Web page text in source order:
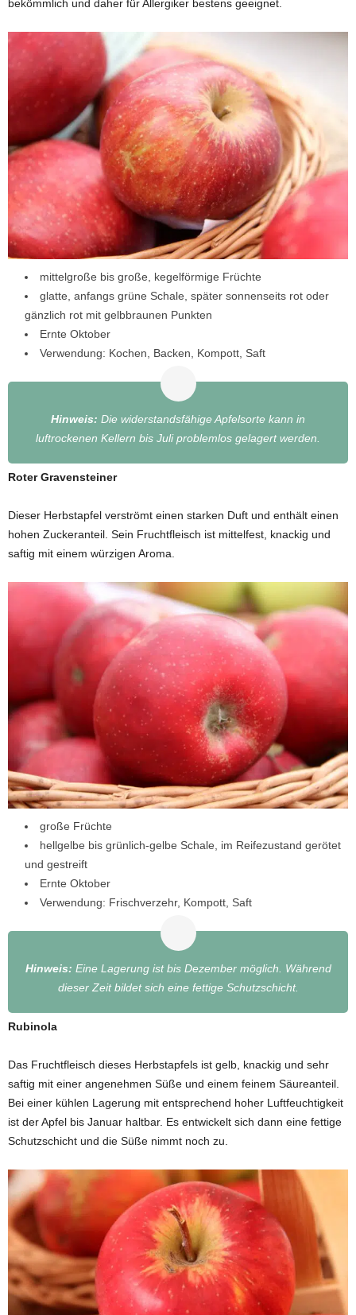
bekömmlich und daher für Allergiker bestens geeignet.
mittelgroße bis große, kegelförmige Früchte
glatte, anfangs grüne Schale, später sonnenseits rot oder
gänzlich rot mit gelbbraunen Punkten
Ernte Oktober
Verwendung: Kochen, Backen, Kompott, Saft
Hinweis: Die widerstandsfähige Apfelsorte kann in
luftrockenen Kellern bis Juli problemlos gelagert werden.
Roter Gravensteiner
Dieser Herbstapfel verströmt einen starken Duft und enthält einen
hohen Zuckeranteil. Sein Fruchtfleisch ist mittelfest, knackig und
saftig mit einem würzigen Aroma.
große Früchte
hellgelbe bis grünlich-gelbe Schale, im Reifezustand gerötet
und gestreift
Ernte Oktober
Verwendung: Frischverzehr, Kompott, Saft
Hinweis: Eine Lagerung ist bis Dezember möglich. Während
dieser Zeit bildet sich eine fettige Schutzschicht.
Rubinola
Das Fruchtfleisch dieses Herbstapfels ist gelb, knackig und sehr
saftig mit einer angenehmen Süße und einem feinem Säureanteil.
Bei einer kühlen Lagerung mit entsprechend hoher Luftfeuchtigkeit
ist der Apfel bis Januar haltbar. Es entwickelt sich dann eine fettige
Schutzschicht und die Süße nimmt noch zu.